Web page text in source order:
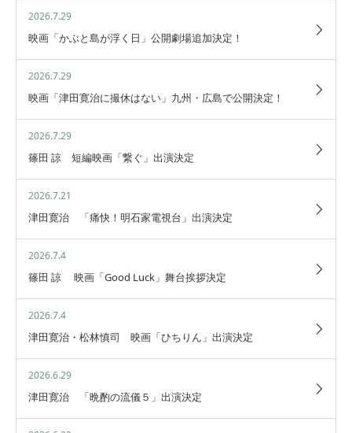
2026.7.29
映画「かぶと島が浮く日」公開劇場追加決定！
2026.7.29
映画「津田寛治に撮休はない」九州・広島で公開決定！
2026.7.29
篠田 諒 短編映画「繋ぐ」出演決定
2026.7.21
津田寛治 「痛快！明石家電視台」出演決定
2026.7.4
篠田 諒 映画「Good Luck」舞台挨拶決定
2026.7.4
津田寛治・松林慎司 映画「ひちりん」出演決定
2026.6.29
津田寛治 「晩酌の流儀５」出演決定